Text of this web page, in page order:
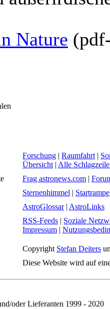
Nature
Forschung | Raumfahrt |
Übersicht | Alle
Frag astronews.com |
Sternenhimmel | Startrampe
AstroGlossar| AstroLinks
RSS-Feeds | Soziale
Impressum |
Copyright Stefan Deiters
Diese Website wird auf
oder Lieferanten 1999 - 2020